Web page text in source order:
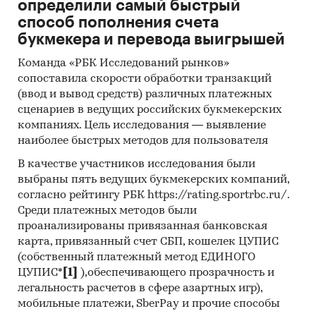
определили самый быстрый
способ пополнения счета
букмекера и перевода выигрышей
Команда «РБК Исследований рынков»
сопоставила скорости обработки транзакций
(ввод и вывод средств) различных платежных
сценариев в ведущих российских букмекерских
компаниях. Цель исследования — выявление
наиболее быстрых методов для пользователя
В качестве участников исследования были
выбраны пять ведущих букмекерских компаний,
согласно рейтингу РБК https://rating.sportrbc.ru/.
Среди платежных методов были
проанализированы привязанная банковская
карта, привязанный счет СБП, кошелек ЦУПИС
(собственный платежный метод ЕДИНОГО
ЦУПИС* [1]
),обеспечивающего прозрачность и
легальность расчетов в сфере азартных игр),
мобильные платежи, SberPay и прочие способы